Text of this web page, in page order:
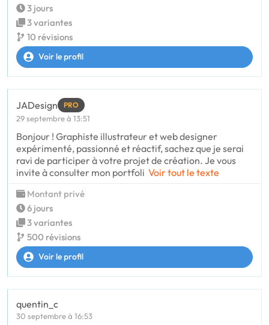
3 jours
3 variantes
10 révisions
Voir le profil
JADesign PRO
29 septembre à 13:51
Bonjour ! Graphiste illustrateur et web designer
expérimenté, passionné et réactif, sachez que je serai
ravi de participer à votre projet de création. Je vous
invite à consulter mon portfoli Voir tout le texte
Montant privé
6 jours
3 variantes
500 révisions
Voir le profil
quentin_c
30 septembre à 16:53